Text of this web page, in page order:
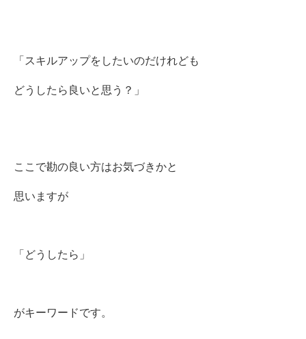
「スキルアップをしたいのだけれども
どうしたら良いと思う？」
ここで勘の良い方はお気づきかと
思いますが
「どうしたら」
がキーワードです。